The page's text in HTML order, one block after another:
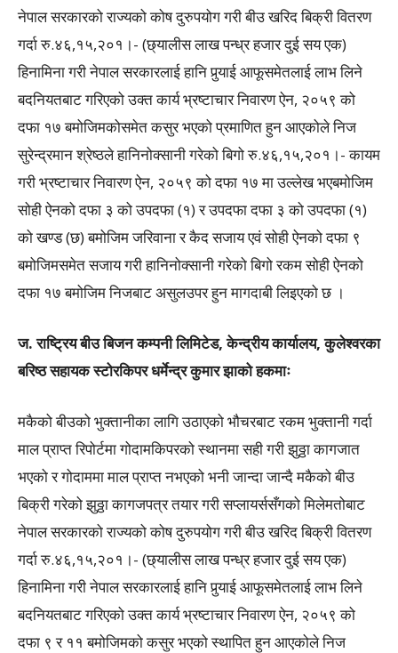
नेपाल सरकारको राज्यको कोष दुरुपयोग गरी बीउ खरिद बिक्री वितरण
गर्दा रु.४६,१५,२०१।- (छ्यालीस लाख पन्ध्र हजार दुई सय एक)
हिनामिना गरी नेपाल सरकारलाई हानि पुर्‍याई आफूसमेतलाई लाभ लिने
बदनियतबाट गरिएको उक्त कार्य भ्रष्टाचार निवारण ऐन, २०५९ को
दफा १७ बमोजिमकोसमेत कसुर भएको प्रमाणित हुन आएकोले निज
सुरेन्द्रमान श्रेष्ठले हानिनोक्सानी गरेको बिगो रु.४६,१५,२०१।- कायम
गरी भ्रष्टाचार निवारण ऐन, २०५९ को दफा १७ मा उल्लेख भएबमोजिम
सोही ऐनको दफा ३ को उपदफा (१) र उपदफा दफा ३ को उपदफा (१)
को खण्ड (छ) बमोजिम जरिवाना र कैद सजाय एवं सोही ऐनको दफा ९
बमोजिमसमेत सजाय गरी हानिनोक्सानी गरेको बिगो रकम सोही ऐनको
दफा १७ बमोजिम निजबाट असुलउपर हुन मागदाबी लिइएको छ ।
ज. राष्ट्रिय बीउ बिजन कम्पनी लिमिटेड, केन्द्रीय कार्यालय, कुलेश्वरका
बरिष्ठ सहायक स्टोरकिपर धर्मेन्द्र कुमार झाको हकमाः
मकैको बीउको भुक्तानीका लागि उठाएको भौचरबाट रकम भुक्तानी गर्दा
माल प्राप्त रिपोर्टमा गोदामकिपरको स्थानमा सही गरी झुठ्ठा कागजात
भएको र गोदाममा माल प्राप्त नभएको भनी जान्दा जान्दै मकैको बीउ
बिक्री गरेको झुठ्ठा कागजपत्र तयार गरी सप्लायर्ससँगको मिलेमतोबाट
नेपाल सरकारको राज्यको कोष दुरुपयोग गरी बीउ खरिद बिक्री वितरण
गर्दा रु.४६,१५,२०१।- (छ्यालीस लाख पन्ध्र हजार दुई सय एक)
हिनामिना गरी नेपाल सरकारलाई हानि पुर्‍याई आफूसमेतलाई लाभ लिने
बदनियतबाट गरिएको उक्त कार्य भ्रष्टाचार निवारण ऐन, २०५९ को
दफा ९ र ११ बमोजिमको कसुर भएको स्थापित हुन आएकोले निज